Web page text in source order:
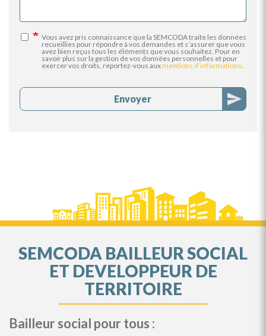
Vous avez pris connaissance que la SEMCODA traite les données
recueillies pour répondre à vos demandes et s’assurer que vous
avez bien reçus tous les éléments que vous souhaitez. Pour en
savoir plus sur la gestion de vos données personnelles et pour
exercer vos droits, reportez-vous auxmentions d’informations.
Envoyer
SEMCODA BAILLEUR SOCIAL
ET DEVELOPPEUR DE
TERRITOIRE
Bailleur social pour tous :